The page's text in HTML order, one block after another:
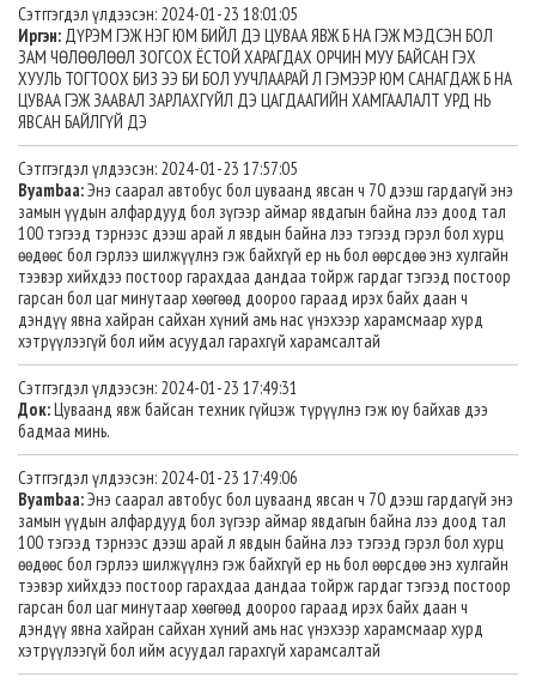
Сэтггэгдэл үлдээсэн: 2024-01-23 18:01:05
Иргэн: ДҮРЭМ ГЭЖ НЭГ ЮМ БИЙЛ ДЭ ЦУВАА ЯВЖ Б НА ГЭЖ МЭДСЭН БОЛ
ЗАМ ЧӨЛӨӨЛӨӨЛ ЗОГСОХ ЁСТОЙ ХАРАГДАХ ОРЧИН МУУ БАЙСАН ГЭХ
ХУУЛЬ ТОГТООХ БИЗ ЭЭ БИ БОЛ УУЧЛААРАЙ Л ГЭМЭЭР ЮМ САНАГДАЖ Б НА
ЦУВАА ГЭЖ ЗААВАЛ ЗАРЛАХГҮЙЛ ДЭ ЦАГДААГИЙН ХАМГААЛАЛТ УРД НЬ
ЯВСАН БАЙЛГҮЙ ДЭ
Сэтггэгдэл үлдээсэн: 2024-01-23 17:57:05
Byambaa:Энэ саарал автобус бол цуваанд явсан ч 70 дээш гардагүй энэ
замын үүдын алфардууд бол зүгээр аймар явдагын байна лээ доод тал
100 тэгээд тэрнээс дээш арай л явдын байна лээ тэгээд гэрэл бол хурц
өөдөөс бол гэрлээ шилжүүлнэ гэж байхгүй ер нь бол өөрсдөө энэ хулгайн
тээвэр хийхдээ постоор гарахдаа дандаа тойрж гардаг тэгээд постоор
гарсан бол цаг минутаар хөөгөөд доороо гараад ирэх байх даан ч
дэндүү явна хайран сайхан хүний амь нас үнэхээр харамсмаар хурд
хэтрүүлээгүй бол ийм асуудал гарахгүй харамсалтай
Сэтггэгдэл үлдээсэн: 2024-01-23 17:49:31
Док:Цуваанд явж байсан техник гүйцэж түрүүлнэ гэж юу байхав дээ
бадмаа минь.
Сэтггэгдэл үлдээсэн: 2024-01-23 17:49:06
Byambaa:Энэ саарал автобус бол цуваанд явсан ч 70 дээш гардагүй энэ
замын үүдын алфардууд бол зүгээр аймар явдагын байна лээ доод тал
100 тэгээд тэрнээс дээш арай л явдын байна лээ тэгээд гэрэл бол хурц
өөдөөс бол гэрлээ шилжүүлнэ гэж байхгүй ер нь бол өөрсдөө энэ хулгайн
тээвэр хийхдээ постоор гарахдаа дандаа тойрж гардаг тэгээд постоор
гарсан бол цаг минутаар хөөгөөд доороо гараад ирэх байх даан ч
дэндүү явна хайран сайхан хүний амь нас үнэхээр харамсмаар хурд
хэтрүүлээгүй бол ийм асуудал гарахгүй харамсалтай